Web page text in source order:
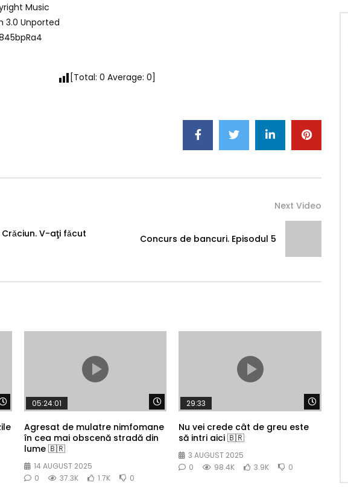
Music
Unported
[Total: 0 Average: 0]
V-aţi fǎcut
Next Video
Concurs de bancuri. Episodul 5
Watch Later Watch Later
05:24:01
Agresat de mulatre nimfomane
în cea mai obscenă stradă din
lume 🇧🇷
14 AUGUST 2025
0
37.3K 1.7K 0
29:33
Nu vei crede cât de greu este
să intri aici 🇧🇷
3 AUGUST 2025
0
98.4K 3.9K 0